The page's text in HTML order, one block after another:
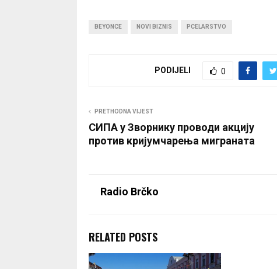
BEYONCE NOVI BIZNIS PCELARSTVO
PODIJELI 0
PRETHODNA VIJEST
СИПА у Зворнику проводи акцију
против кријумчарењa миграната
Radio Brčko
RELATED POSTS